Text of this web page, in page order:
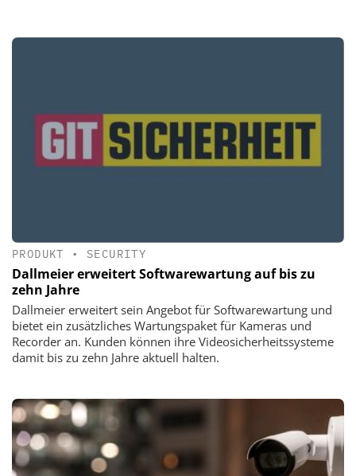
PRODUKT • SECURITY
Dallmeier erweitert Softwarewartung auf bis zu
zehn Jahre
Dallmeier erweitert sein Angebot für Softwarewartung und
bietet ein zusätzliches Wartungspaket für Kameras und
Recorder an. Kunden können ihre Videosicherheitssysteme
damit bis zu zehn Jahre aktuell halten.